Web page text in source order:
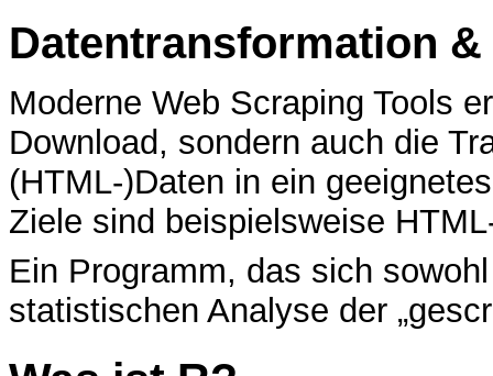
Datentransformation
Moderne Web Scraping Tools
Download, sondern auch die
(HTML-)Daten in ein
Ziele sind beispielsweise
Ein Programm, das sich
statistischen Analyse der